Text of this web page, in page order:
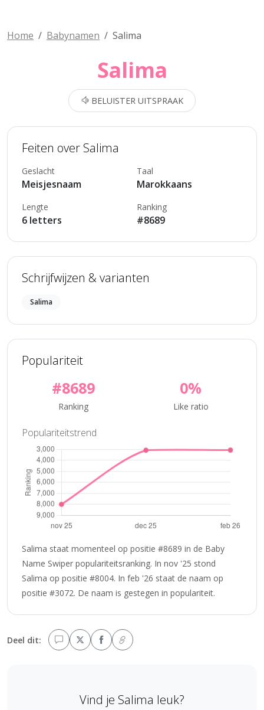
Home Babynamen Salima
Salima
BELUISTER UITSPRAAK
Feiten over Salima
Geslacht
Meisjesnaam
Taal
Marokkaans
Lengte
6 letters
Ranking
#8689
Schrijfwijzen & varianten
Salima
Populariteit
#8689
Ranking
0%
Like ratio
Populariteitstrend
Salima staat momenteel op positie #8689 in de Baby
Name Swiper populariteitsranking. In nov '25 stond
Salima op positie #8004. In feb '26 staat de naam op
positie #3072. De naam is gestegen in populariteit.
Deel dit:
Vind je Salima leuk?